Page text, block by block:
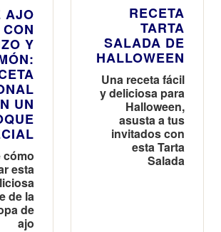
AJO
CON
Y
UN
cómo
esta
de la
de
ajo
RECETA
TARTA
SALADA DE
HALLOWEEN
Una receta fácil
y deliciosa para
Halloween,
asusta a tus
invitados con
esta Tarta
Salada